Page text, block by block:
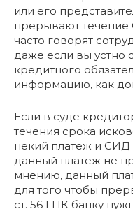
или его
прерывают течение
часто говорят
даже если вы устно
кредитного
информацию, как
Если в суде
течения срока
некий платеж и СИД
данный платеж не
мнению, данный
для того чтобы
ст. 56 ГПК банку